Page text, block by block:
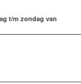
t/m zondag van